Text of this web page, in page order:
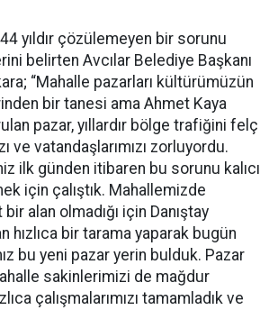
yıldır çözülemeyen bir sorunu
belirten Avcılar Belediye Başkanı
“Mahalle pazarları kültürümüzün
bir tanesi ama Ahmet Kaya
pazar, yıllardır bölge trafiğini felç
ve vatandaşlarımızı zorluyordu.
ilk günden itibaren bu sorunu kalıcı
için çalıştık. Mahallemizde
alan olmadığı için Danıştay
hızlıca bir tarama yaparak bugün
bu yeni pazar yerin bulduk. Pazar
sakinlerimizi de mağdur
çalışmalarımızı tamamladık ve